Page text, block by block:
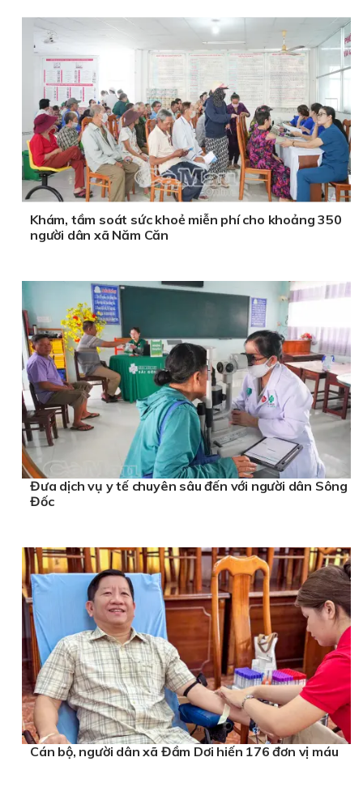
Khám, tầm soát sức khoẻ miễn phí cho khoảng 350
người dân xã Năm Căn
Đưa dịch vụ y tế chuyên sâu đến với người dân Sông
Đốc
Cán bộ, người dân xã Đầm Dơi hiến 176 đơn vị máu